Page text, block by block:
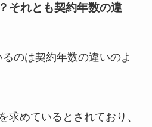
それとも契約年数の違
のは契約年数の違いのよ
求めているとされており、